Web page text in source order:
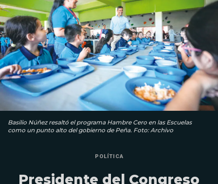
Basilio Núñez resaltó el programa Hambre Cero en las Escuelas
como un punto alto del gobierno de Peña. Foto: Archivo
POLÍTICA
Presidente del Congreso